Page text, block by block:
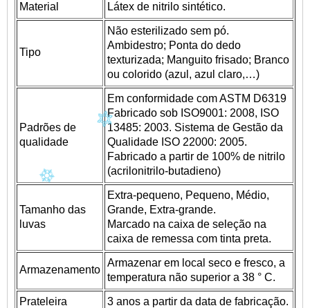
Material Látex de nitrilo sintético.
Tipo
Não esterilizado sem pó.
Ambidestro; Ponta do dedo
texturizada; Manguito frisado; Branco
ou colorido (azul, azul claro,…)
Padrões de
qualidade
Em conformidade com ASTM D6319
Fabricado sob ISO9001: 2008, ISO
13485: 2003. Sistema de Gestão da
Qualidade ISO 22000: 2005.
Fabricado a partir de 100% de nitrilo
(acrilonitrilo-butadieno)
Tamanho das
luvas
Extra-pequeno, Pequeno, Médio,
Grande, Extra-grande.
Marcado na caixa de seleção na
caixa de remessa com tinta preta.
Armazenamento
Armazenar em local seco e fresco, a
temperatura não superior a 38 ° C.
Prateleira 3 anos a partir da data de fabricação.